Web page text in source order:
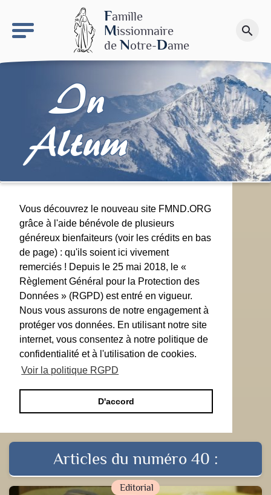
Famille
Missionnaire
de Notre-Dame
search
Faire un don
In
Altum
Vous découvrez le nouveau site FMND.ORG
grâce à l'aide bénévole de plusieurs
généreux bienfaiteurs (voir les crédits en bas
de page) : qu'ils soient ici vivement
remerciés ! Depuis le 25 mai 2018, le «
Règlement Général pour la Protection des
Données » (RGPD) est entré en vigueur.
Nous vous assurons de notre engagement à
protéger vos données. En utilisant notre site
internet, vous consentez à notre politique de
confidentialité et à l'utilisation de cookies.
Voir la politique RGPD
D'accord
Articles du numéro 40 :
Editorial